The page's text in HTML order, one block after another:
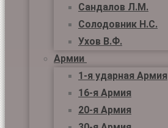
Сандалов Л.М.
Солодовник Н.С.
Ухов В.Ф.
Армии
1-я ударная Армия
16-я Армия
20-я Армия